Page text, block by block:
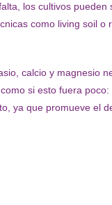
los cultivos pueden
como living soil
calcio y magnesio
si esto fuera
ya que promueve el